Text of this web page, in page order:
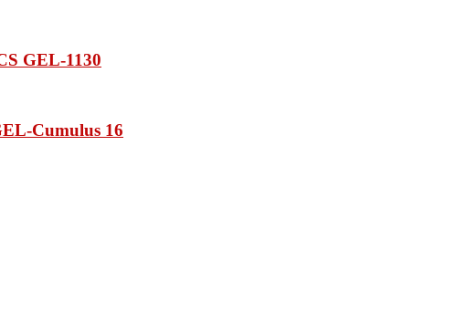
GEL-1130
Cumulus 16